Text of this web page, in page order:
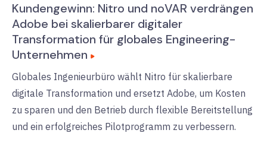
Kundengewinn: Nitro und noVAR verdrängen
Adobe bei skalierbarer digitaler
Transformation für globales Engineering-
Unternehmen
Globales Ingenieurbüro wählt Nitro für skalierbare
digitale Transformation und ersetzt Adobe, um Kosten
zu sparen und den Betrieb durch flexible Bereitstellung
und ein erfolgreiches Pilotprogramm zu verbessern.